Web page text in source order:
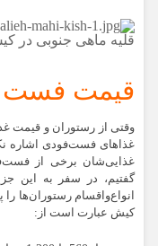
قلیه ماهی جنوبی در
قیمت فست
غذاهای فست‌فودی اشاره
غذایی‌شان برخی از
گفتیم، در سفر به این
انواع‌واقسام رستوران‌ها
کیش عبارت است از: